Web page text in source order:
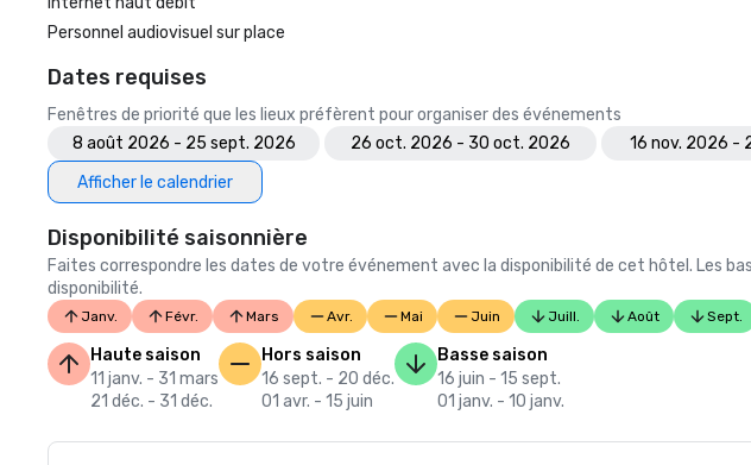
Personnel audiovisuel sur place
Dates requises
Fenêtres de priorité que les lieux préfèrent pour organiser des événements
8 août 2026 - 25 sept. 2026
26 oct. 2026 - 30 oct. 2026
16 nov. 2026 -
Afficher le calendrier
Disponibilité saisonnière
Faites correspondre les dates de votre événement avec la disponibilité de cet hôtel. Les
disponibilité.
Janv. Févr. Mars Avr. Mai Juin Juill. Août Sept.
Haute saison
11 janv. - 31 mars
21 déc. - 31 déc.
Hors saison
16 sept. - 20 déc.
01 avr. - 15 juin
Basse saison
16 juin - 15 sept.
01 janv. - 10 janv.